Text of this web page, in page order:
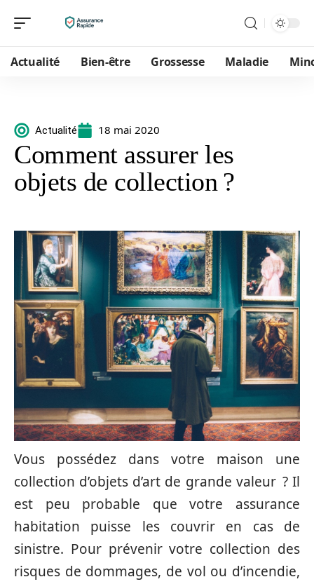
Actualité Bien-être Grossesse Maladie
Actualité 18 mai 2020
Comment assurer les
objets de collection ?
Vous possédez dans votre maison une
collection d’objets d’art de grande valeur ? Il
est peu probable que votre assurance
habitation puisse les couvrir en cas de
sinistre. Pour prévenir votre collection des
risques de dommages, de vol ou d’incendie,